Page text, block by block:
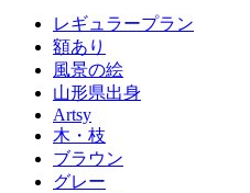
レギュラープラン
額あり
風景の絵
山形県出身
Artsy
木・枝
ブラウン
グレー